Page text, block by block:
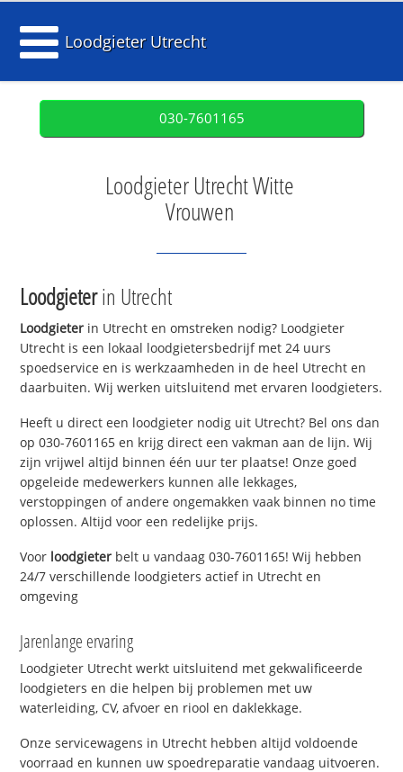
Loodgieter Utrecht
030-7601165
Loodgieter Utrecht Witte
Vrouwen
Loodgieterin Utrecht
Loodgieter in Utrecht en omstreken nodig? Loodgieter
Utrecht is een lokaal loodgietersbedrijf met 24 uurs
spoedservice en is werkzaamheden in de heel Utrecht en
daarbuiten. Wij werken uitsluitend met ervaren loodgieters.
Heeft u direct een loodgieter nodig uit Utrecht? Bel ons dan
op 030-7601165 en krijg direct een vakman aan de lijn. Wij
zijn vrijwel altijd binnen één uur ter plaatse! Onze goed
opgeleide medewerkers kunnen alle lekkages,
verstoppingen of andere ongemakken vaak binnen no time
oplossen. Altijd voor een redelijke prijs.
Voor loodgieter belt u vandaag 030-7601165! Wij hebben
24/7 verschillende loodgieters actief in Utrecht en
omgeving
Jarenlange ervaring
Loodgieter Utrecht werkt uitsluitend met gekwalificeerde
loodgieters en die helpen bij problemen met uw
waterleiding, CV, afvoer en riool en daklekkage.
Onze servicewagens in Utrecht hebben altijd voldoende
voorraad en kunnen uw spoedreparatie vandaag uitvoeren.